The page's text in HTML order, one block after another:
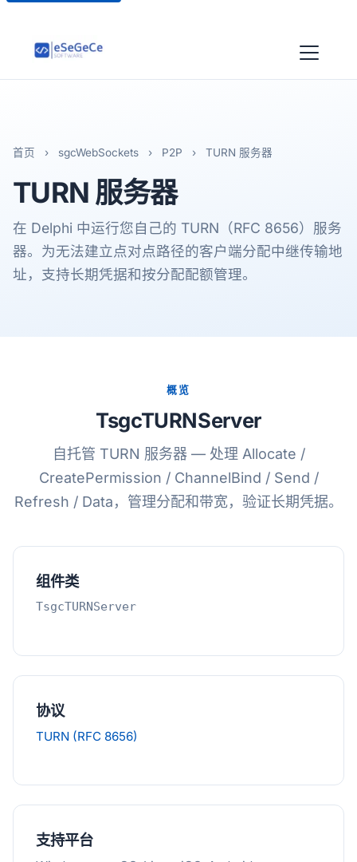
首页 › sgcWebSockets › P2P › TURN 服务器
TURN 服务器
在 Delphi 中运行您自己的 TURN（RFC 8656）服务
器。为无法建立点对点路径的客户端分配中继传输地
址，支持长期凭据和按分配配额管理。
概览
TsgcTURNServer
自托管 TURN 服务器 — 处理 Allocate /
CreatePermission / ChannelBind / Send /
Refresh / Data，管理分配和带宽，验证长期凭据。
组件类
TsgcTURNServer
协议
TURN (RFC 8656)
支持平台